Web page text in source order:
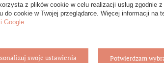
opakowanie gratis
z plików cookie w celu realizacji usług zgodnie z
do cookie w Twojej przeglądarce. Więcej informacji
Google
swoje ustawienia Potwierdzam